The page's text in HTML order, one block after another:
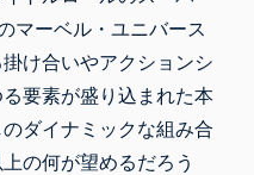
マーベル・ユニバース
け合いやアクションシ
要素が盛り込まれた本
ダイナミックな組み合
の何が望めるだろう